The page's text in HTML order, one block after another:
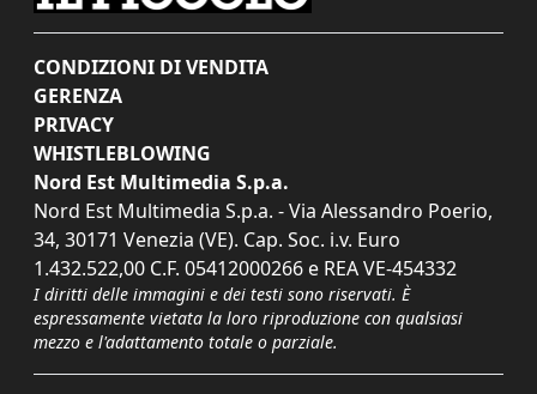
CONDIZIONI DI VENDITA
GERENZA
PRIVACY
WHISTLEBLOWING
Nord Est Multimedia S.p.a.
Nord Est Multimedia S.p.a. - Via Alessandro Poerio,
34, 30171 Venezia (VE). Cap. Soc. i.v. Euro
1.432.522,00 C.F. 05412000266 e REA VE-454332
I diritti delle immagini e dei testi sono riservati. È
espressamente vietata la loro riproduzione con qualsiasi
mezzo e l'adattamento totale o parziale.